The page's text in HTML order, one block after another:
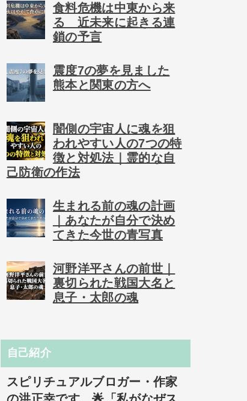
食料危機は中東から来
る 近未来に起きる連
鎖の予言
震度7の夢を見ました
熊本と関東の方へ
闇側の宇宙人に魂を狙
われやすい人の7つの特
徴と対処法｜霊的な自
己防衛の作法
生まれる前の魂の計画
｜あなたが自分で決め
てきた今世の青写真
河野洋平さんの前世｜
裏切られた戦国大名と
息子・太郎の魂
自己紹介
スピリチュアルブロガー・作家